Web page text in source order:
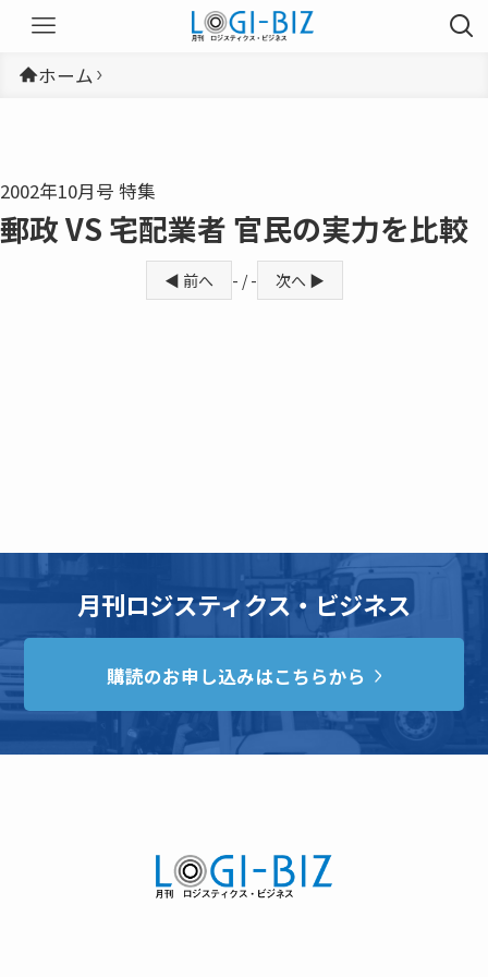
ホーム
2002年10月号 特集
郵政 VS 宅配業者 官民の実力を比較
◀ 前へ - / - 次へ ▶
月刊ロジスティクス・ビジネス
購読のお申し込みはこちらから